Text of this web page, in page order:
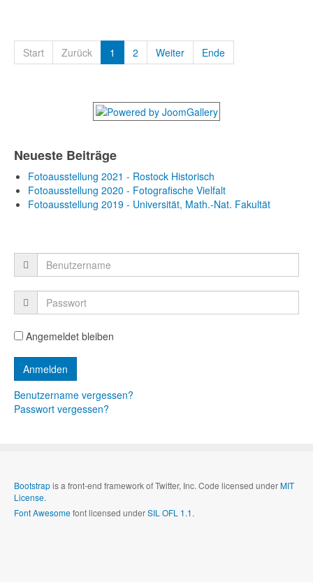
Start Zurück 1 2 Weiter Ende
Neueste Beiträge
Fotoausstellung 2021 - Rostock Historisch
Fotoausstellung 2020 - Fotografische Vielfalt
Fotoausstellung 2019 - Universität, Math.-Nat. Fakultät
Angemeldet bleiben
Benutzername vergessen?
Passwort vergessen?
Bootstrapis a front-end framework of Twitter, Inc. Code licensed underMIT
License.
Font Awesomefont licensed underSIL OFL 1.1.